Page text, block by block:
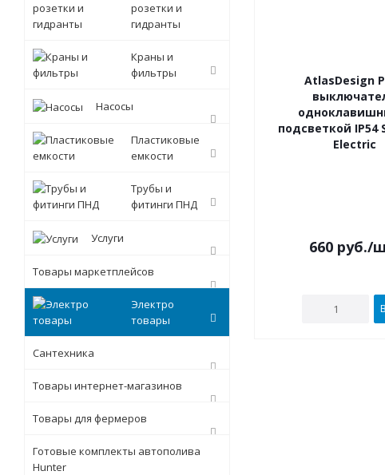
AtlasDesign
подсветкой IP54
Electric
660 руб./
розетки и
гидранты
Краны и
фильтры
Насосы
Пластиковые
емкости
Трубы и
фитинги ПНД
Услуги
Товары маркетплейсов
Электро
товары
Сантехника
Товары интернет-магазинов
Товары для фермеров
Готовые комплекты автополива
Hunter